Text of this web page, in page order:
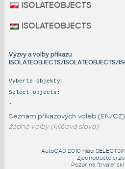
ISOLATEOBJECTS
ISOLATEOBJECTS
Výzvy a volby příkazu
ISOLATEOBJECTS/ISOLATEOBJECTS/
Vyberte objekty:
Select objects:
-
Seznam příkazových voleb (EN/
žádné volby (klíčová slova)
AutoCAD 2010 hlásí
Zjednodušte si
Pozor na "trvale"